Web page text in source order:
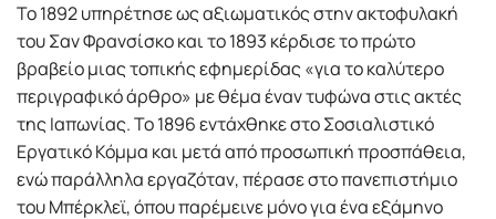
Το 1892 υπηρέτησε ως αξιωµατικός στην ακτοφυλακή
του Σαν Φρανσίσκο και το 1893 κέρδισε το πρώτο
βραβείο µιας τοπικής εφηµερίδας «για το καλύτερο
περιγραφικό άρθρο» µε θέµα έναν τυφώνα στις ακτές
της Ιαπωνίας. Το 1896 εντάχθηκε στο Σοσιαλιστικό
Εργατικό Κόµµα και µετά από προσωπική προσπάθεια,
ενώ παράλληλα εργαζόταν, πέρασε στο πανεπιστήµιο
του Μπέρκλεϊ, όπου παρέµεινε µόνο για ένα εξάµηνο